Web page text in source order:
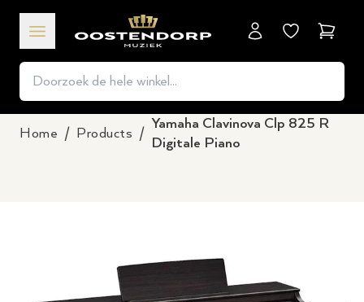
Home / Products /
Yamaha Clavinova Clp 825 R
Digitale Piano